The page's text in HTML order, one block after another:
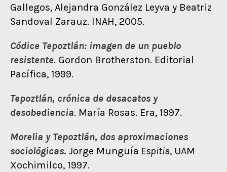
Gallegos, Alejandra González Leyva y Beatriz
Sandoval Zarauz. INAH, 2005.
Códice Tepoztlán: imagen de un pueblo
resistente. Gordon Brotherston. Editorial
Pacífica, 1999.
Tepoztlán, crónica de desacatos y
desobediencia. María Rosas. Era, 1997.
Morelia y Tepoztlán, dos aproximaciones
sociológicas. Jorge Munguía Espitia, UAM
Xochimilco, 1997.